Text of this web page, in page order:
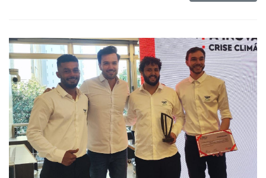
Cadeira
Artigos
Agenda
Agricultura
de
Precisão
Automação